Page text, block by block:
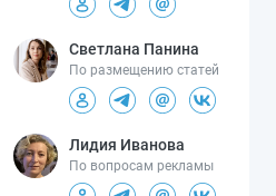
Светлана Панина
По размещению статей
Лидия Иванова
По вопросам рекламы